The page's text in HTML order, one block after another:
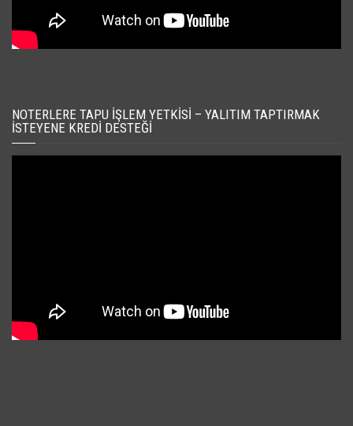
NOTERLERE TAPU İŞLEM YETKISI – YALITIM TAPTIRMAK
İSTEYENE KREDI DESTEĞI